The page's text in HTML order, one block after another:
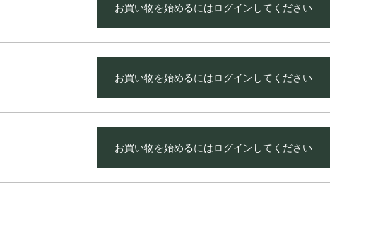
お買い物を始めるにはログインしてください
お買い物を始めるにはログインしてください
お買い物を始めるにはログインしてください